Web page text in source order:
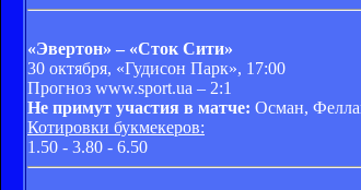
«Эвертон» – «Сток Сити»
30 октября, «Гудисон Парк», 17:00
Прогноз www.sport.ua – 2:1
Не примут участия в матче: Осман,
Котировки букмекеров:
1.50 - 3.80 - 6.50